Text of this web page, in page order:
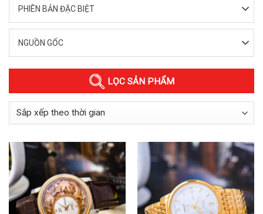
PHIÊN BẢN ĐẶC BIỆT
NGUỒN GỐC
LỌC SẢN PHẨM